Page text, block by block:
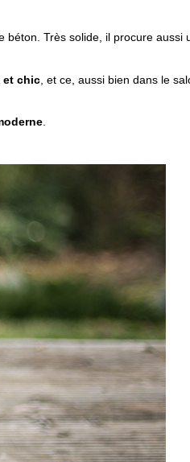
Très solide, il procure aussi
et chic , et ce, aussi bien dans le
.